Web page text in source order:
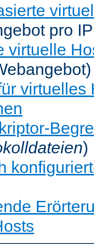
pro
virtuelle
virtuelles
)